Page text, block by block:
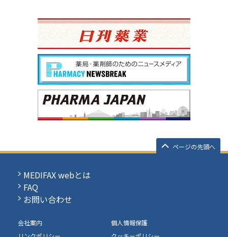
ページの先頭へ
MEDIFAX webとは
FAQ
お問い合わせ
会社案内
個人情報保護